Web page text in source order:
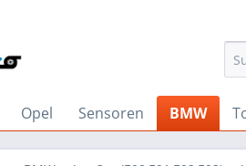
Opel Sensoren BMW